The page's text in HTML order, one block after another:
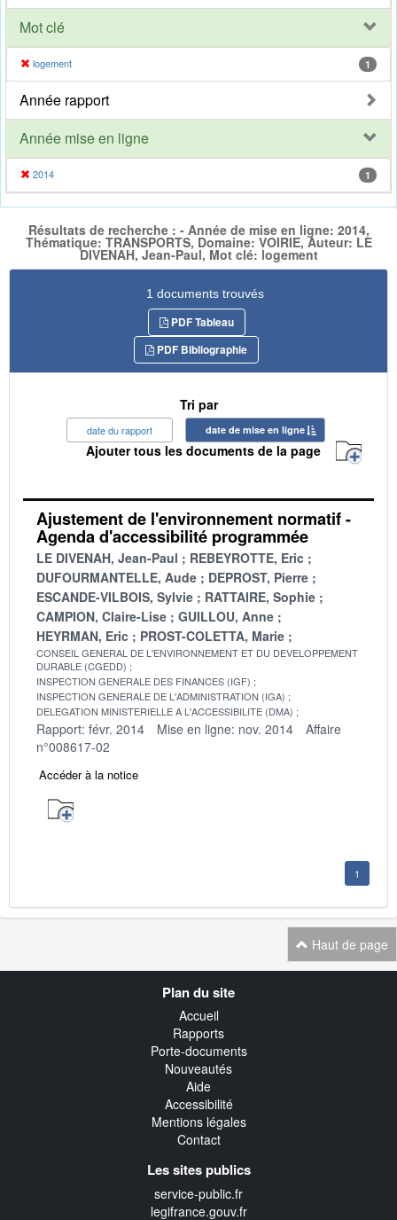
Mot clé
logement 1
Année rapport
Année mise en ligne
2014 1
Résultats de recherche : - Année de mise en ligne: 2014,
Thématique: TRANSPORTS, Domaine: VOIRIE, Auteur: LE
DIVENAH, Jean-Paul, Mot clé: logement
1 documents trouvés
PDF Tableau
PDF Bibliographie
Tri par
date du rapport date de mise en ligne
Ajouter tous les documents de la page
Ajustement de l'environnement normatif -
Agenda d'accessibilité programmée
LE DIVENAH, Jean-Paul
REBEYROTTE, Eric
DUFOURMANTELLE, Aude
DEPROST, Pierre
ESCANDE-VILBOIS, Sylvie
RATTAIRE, Sophie
CAMPION, Claire-Lise
GUILLOU, Anne
HEYRMAN, Eric
PROST-COLETTA, Marie
CONSEIL GENERAL DE L'ENVIRONNEMENT ET DU DEVELOPPEMENT
DURABLE (CGEDD)
INSPECTION GENERALE DES FINANCES (IGF)
INSPECTION GENERALE DE L'ADMINISTRATION (IGA)
DELEGATION MINISTERIELLE A L'ACCESSIBILITE (DMA)
Rapport: févr. 2014 Mise en ligne: nov. 2014
Affaire
n°008617-02
Accéder à la notice
1
Haut de page
Plan du site
Accueil
Rapports
Porte-documents
Nouveautés
Aide
Accessibilité
Mentions légales
Contact
Les sites publics
service-public.fr
legifrance.gouv.fr